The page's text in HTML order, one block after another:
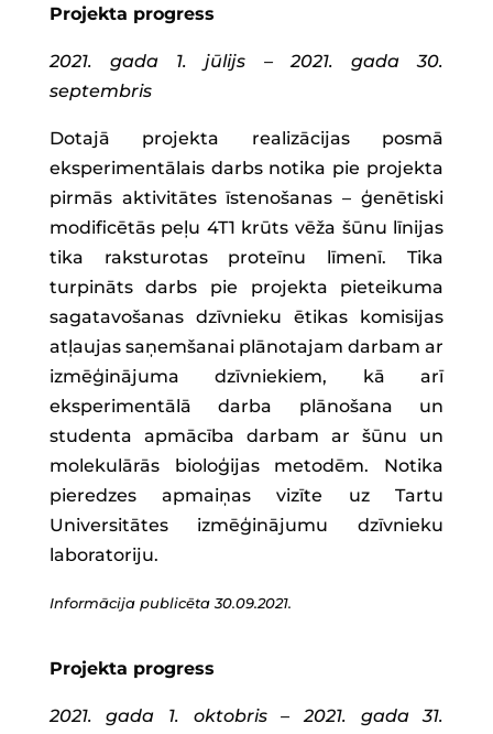
Projekta progress
2021. gada 1. jūlijs – 2021. gada 30.
septembris
Dotajā projekta realizācijas posmā
eksperimentālais darbs notika pie projekta
pirmās aktivitātes īstenošanas – ģenētiski
modificētās peļu 4T1 krūts vēža šūnu līnijas
tika raksturotas proteīnu līmenī. Tika
turpināts darbs pie projekta pieteikuma
sagatavošanas dzīvnieku ētikas komisijas
atļaujas saņemšanai plānotajam darbam ar
izmēģinājuma dzīvniekiem, kā arī
eksperimentālā darba plānošana un
studenta apmācība darbam ar šūnu un
molekulārās bioloģijas metodēm. Notika
pieredzes apmaiņas vizīte uz Tartu
Universitātes izmēģinājumu dzīvnieku
laboratoriju.
Informācija publicēta 30.09.2021.
Projekta progress
2021. gada 1. oktobris – 2021. gada 31.